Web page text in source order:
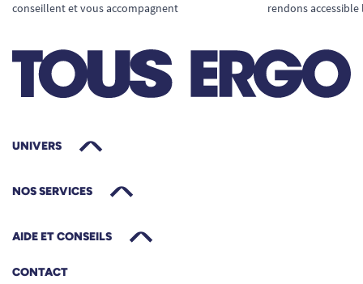
conseillent et vous accompagnent
rendons
UNIVERS
NOS SERVICES
AIDE ET CONSEILS
CONTACT